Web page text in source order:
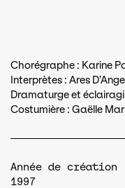
Chorégraphe : Karine
Interprètes : Ares
Dramaturge et
Costumière : Gaëlle
Année de création
1997